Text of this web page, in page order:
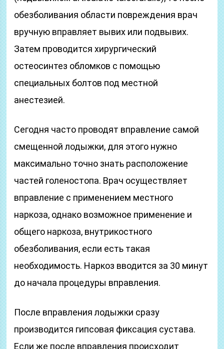
обезболивания области повреждения врач
вручную вправляет вывих или подвывих.
Затем проводится хирургический
остеосинтез обломков с помощью
специальных болтов под местной
анестезией.
Сегодня часто проводят вправление самой
смещенной лодыжки, для этого нужно
максимально точно знать расположение
частей голеностопа. Врач осуществляет
вправление с применением местного
наркоза, однако возможное применение и
общего наркоза, внутрикостного
обезболивания, если есть такая
необходимость. Наркоз вводится за 30 минут
до начала процедуры вправления.
После вправления лодыжки сразу
производится гипсовая фиксация сустава.
Если же после вправления происходит